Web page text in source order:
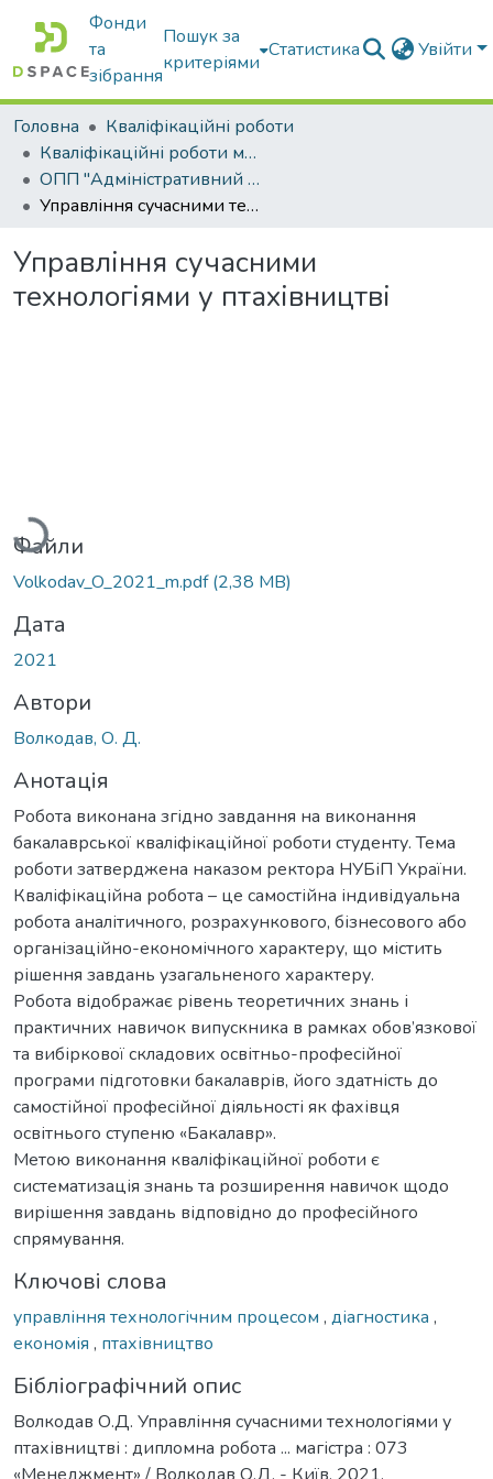
Фонди
та
зібрання
Пошук за
критеріями
Статистика Увійти
Головна
Кваліфікаційні роботи
Кваліфікаційні роботи магістрів
ОПП "Адміністративний менеджмент"
Управління сучасними технологіями у птахівництві
Управління сучасними
технологіями у птахівництві
Вантажиться...
Файли
Volkodav_O_2021_m.pdf(2,38 MB)
Дата
2021
Автори
Волкодав, О. Д.
Анотація
Робота виконана згідно завдання на виконання
бакалаврської кваліфікаційної роботи студенту. Тема
роботи затверджена наказом ректора НУБіП України.
Кваліфікаційна робота – це самостійна індивідуальна
робота аналітичного, розрахункового, бізнесового або
організаційно-економічного характеру, що містить
рішення завдань узагальненого характеру.
Робота відображає рівень теоретичних знань і
практичних навичок випускника в рамках обов’язкової
та вибіркової складових освітньо-професійної
програми підготовки бакалаврів, його здатність до
самостійної професійної діяльності як фахівця
освітнього ступеню «Бакалавр».
Метою виконання кваліфікаційної роботи є
систематизація знань та розширення навичок щодо
вирішення завдань відповідно до професійного
спрямування.
Ключові слова
управління технологічним процесом , діагностика ,
економія , птахівництво
Бібліографічний опис
Волкодав О.Д. Управління сучасними технологіями у
птахівництві : дипломна робота ... магістра : 073